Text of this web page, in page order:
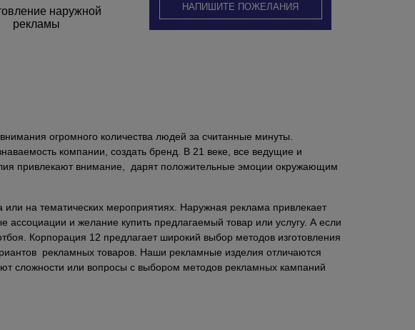
наружной
рекламы
НАПИШИТЕ ПОЖЕЛАНИЯ
огромного количества людей за считанные минуты.
компании, создать бренд. В 21 веке, все ведущие и
привлекают внимание, дарят положительные эмоции окружающим
на тематических мероприятиях. Наружная реклама привлекает
и желание купить предлагаемый товар или услугу. А если
Корпорация 12 предлагает широкий выбор методов изготовления
рекламных товаров. Наши рекламные изделия отличаются
сложности или вопросы с выбором методов рекламных кампаний
рекламы для любых целей.